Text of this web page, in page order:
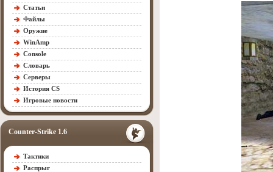
Статьи
Файлы
Оружие
WinAmp
Console
Словарь
Серверы
История CS
Игровые новости
Counter-Strike 1.6
Тактики
Распрыг